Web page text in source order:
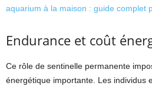
aquarium à la maison : guide complet
Endurance et coût
Ce rôle de sentinelle permanente
énergétique importante. Les individus